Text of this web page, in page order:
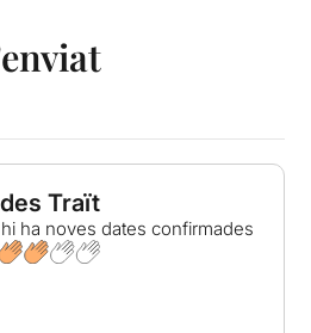
Traït
ha noves dates confirmades